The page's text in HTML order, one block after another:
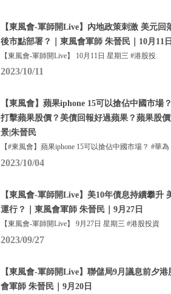
【東風會-軍師開Live】內地政策刺激 美元回
後市點部署？｜東風會軍師 朱晉民｜10月11日
【東風會-軍師開Live】 10月11日 星期三 #港股投
2023/10/11
【東風會】蘋果iphone 15可以搶佔中國市場
打擊蘋果股價？美債回報好過蘋果？蘋果股
景|朱晉民
【#東風會】蘋果iphone 15可以搶佔中國市場？ #華為
2023/10/04
【東風會-軍師開Live】美10年債息持續攀升
運行？｜東風會軍師 朱晉民｜9月27日
【東風會-軍師開Live】 9月27日 星期三 #港股投資
2023/09/27
【東風會-軍師開Live】聯儲局9月議息前夕
會軍師 朱晉民｜9月20日